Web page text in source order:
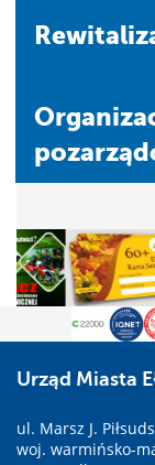
Organizacje
Urząd Miasta
ul. Marsz J.
woj. warmińsko-